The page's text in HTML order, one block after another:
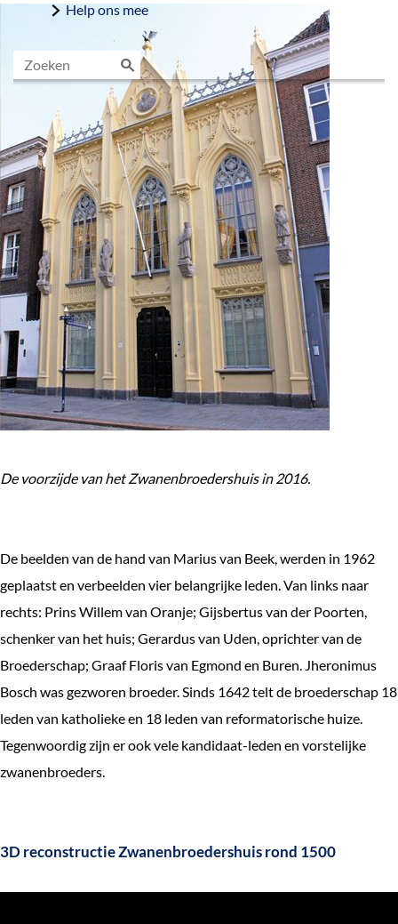
Help ons mee
Z
o
e
k
e
n
De voorzijde van het Zwanenbroedershuis in 2016.
De beelden van de hand van Marius van Beek, werden in 1962
geplaatst en verbeelden vier belangrijke leden. Van links naar
rechts: Prins Willem van Oranje; Gijsbertus van der Poorten,
schenker van het huis; Gerardus van Uden, oprichter van de
Broederschap; Graaf Floris van Egmond en Buren. Jheronimus
Bosch was gezworen broeder. Sinds 1642 telt de broederschap 18
leden van katholieke en 18 leden van reformatorische huize.
Tegenwoordig zijn er ook vele kandidaat-leden en vorstelijke
zwanenbroeders.
3D reconstructie Zwanenbroedershuis rond 1500